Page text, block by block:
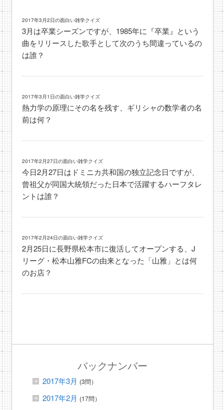
2017年3月2日の面白い雑学クイズ
3月は卒業シーズンですが、1985年に『卒業』という
曲をリリースした歌手として次のうち間違っているの
は誰？
2017年3月1日の面白い雑学クイズ
熱力学の原理にその名を残す、ギリシャの数学者の名
前は何？
2017年2月27日の面白い雑学クイズ
今日2月27日はドミニカ共和国の独立記念日ですが、
曾祖父が同国大統領だった日本で活躍するハーフタレ
ントは誰？
2017年2月24日の面白い雑学クイズ
2月25日に長野県松本市に復活してオープンする、J
リーグ・松本山雅FCの由来となった「山雅」とは何
のお店？
バックナンバー
2017年3月 (3問）
2017年2月 (17問）